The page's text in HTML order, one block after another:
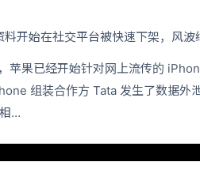
开始在社交平台被快速下架，风波
果已经开始针对网上流传的
组装合作方 Tata 发生了数据外
…